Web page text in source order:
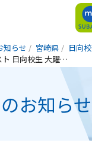
知らせ 宮崎県
日向校
［中2］1月地区実力テスト 日向校生 大躍進！
お知らせ